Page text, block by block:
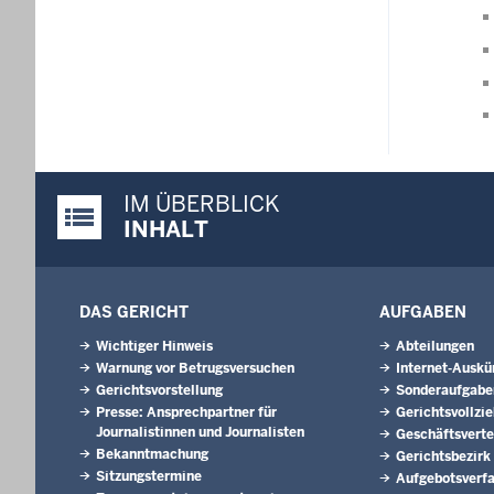
Justiz-Portal im Überblick:
IM ÜBERBLICK
INHALT
DAS GERICHT
Wichtiger Hinweis
Warnung vor Betrugsversuchen
Gerichtsvorstellung
Presse: Ansprechpartner für
Journalistinnen und Journalisten
Bekanntmachung
Sitzungstermine
AUFGABEN
Abteilungen
Internet-
Gerichtsbezirk